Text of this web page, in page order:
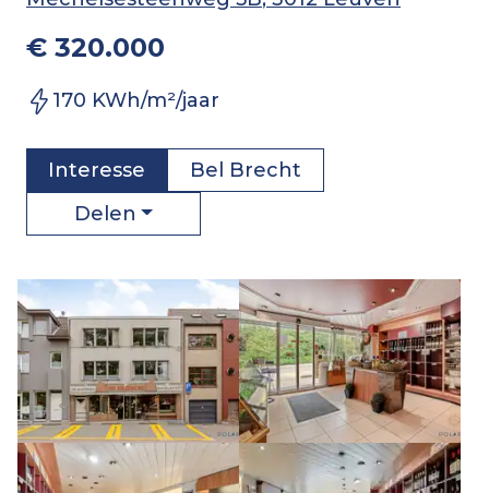
€ 320.000
170 KWh/m²/jaar
Interesse Bel Brecht
Delen